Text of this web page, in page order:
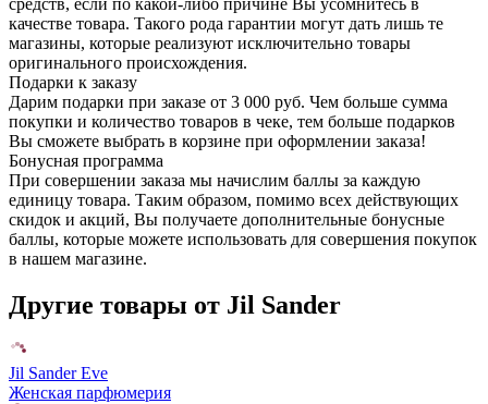
средств, если по какой-либо причине Вы усомнитесь в
качестве товара. Такого рода гарантии могут дать лишь те
магазины, которые реализуют исключительно товары
оригинального происхождения.
Подарки к заказу
Дарим подарки при заказе от 3 000 руб. Чем больше сумма
покупки и количество товаров в чеке, тем больше подарков
Вы сможете выбрать в корзине при оформлении заказа!
Бонусная программа
При совершении заказа мы начислим баллы за каждую
единицу товара. Таким образом, помимо всех действующих
скидок и акций, Вы получаете дополнительные бонусные
баллы, которые можете использовать для совершения покупок
в нашем магазине.
Другие товары от Jil Sander
Jil Sander Eve
Женская парфюмерия